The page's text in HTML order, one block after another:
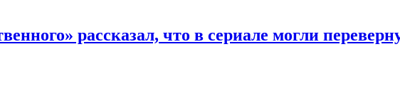
рассказал, что в сериале могли